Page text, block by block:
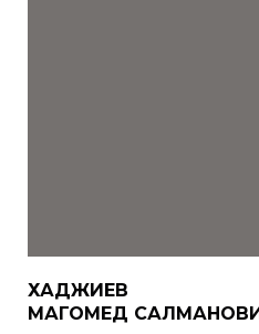
ХАДЖИЕВ
МАГОМЕД